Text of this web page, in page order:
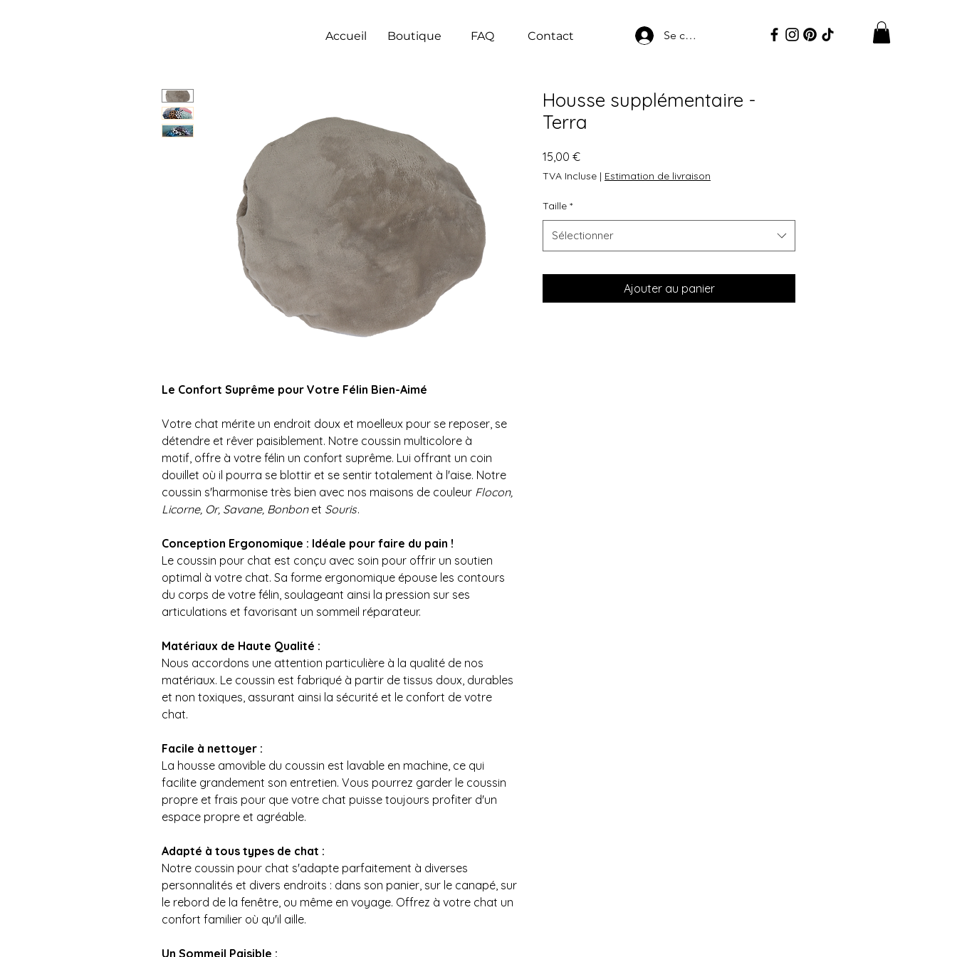
Accueil Boutique FAQ Contact Se connecter
Le Confort Suprême pour Votre Félin Bien-Aimé
Votre chat mérite un endroit doux et moelleux pour se reposer, se
détendre et rêver paisiblement. Notre coussin multicolore à
motif, offre à votre félin un confort suprême. Lui offrant un coin
douillet où il pourra se blottir et se sentir totalement à l'aise. Notre
coussin s'harmonise très bien avec nos maisons de couleur Flocon,
Licorne, Or, Savane, Bonbonet Souris.
Conception Ergonomique : Idéale pour faire du pain !
Le coussin pour chat est conçu avec soin pour offrir un soutien
optimal à votre chat. Sa forme ergonomique épouse les contours
du corps de votre félin, soulageant ainsi la pression sur ses
articulations et favorisant un sommeil réparateur.
Matériaux de Haute Qualité :
Nous accordons une attention particulière à la qualité de nos
matériaux. Le coussin est fabriqué à partir de tissus doux, durables
et non toxiques, assurant ainsi la sécurité et le confort de votre
chat.
Facile à nettoyer :
La housse amovible du coussin est lavable en machine, ce qui
facilite grandement son entretien. Vous pourrez garder le coussin
propre et frais pour que votre chat puisse toujours profiter d'un
espace propre et agréable.
Adapté à tous types de chat :
Notre coussin pour chat s'adapte parfaitement à diverses
personnalités et divers endroits : dans son panier, sur le canapé, sur
le rebord de la fenêtre, ou même en voyage. Offrez à votre chat un
confort familier où qu'il aille.
Un Sommeil Paisible :
Housse supplémentaire -
Terra
15,00 €Prix
TVA Incluse | Estimation de livraison
Taille *
Sélectionner
Ajouter au panier